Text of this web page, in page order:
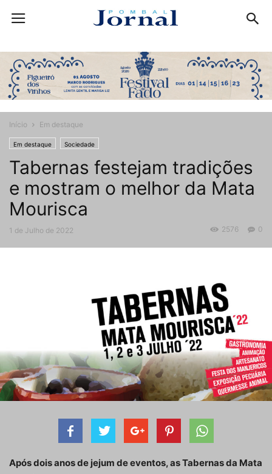
Início Em destaque
Em destaque Sociedade
Tabernas festejam tradições
e mostram o melhor da Mata
Mourisca
1 de Julho de 2022 0
2576
Após dois anos de jejum de eventos, as Tabernas da Mata